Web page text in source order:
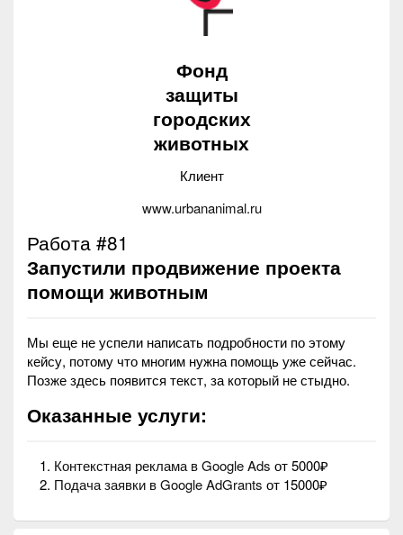
Фонд
защиты
городских
животных
Клиент
www.urbananimal.ru
Работа #81
Запустили продвижение проекта
помощи животным
Мы еще не успели написать подробности по этому
кейсу, потому что многим нужна помощь уже сейчас.
Позже здесь появится текст, за который не стыдно.
Оказанные услуги:
Контекстная реклама в Google Ads от 5000₽
Подача заявки в Google AdGrants от 15000₽